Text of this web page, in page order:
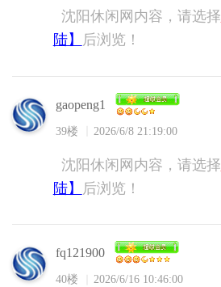
沈阳休闲网内容，请选择
陆】
后浏览！
gaopeng1
39楼 2026/6/8 21:19:00
沈阳休闲网内容，请选择
陆】
后浏览！
fq121900
40楼 2026/6/16 10:46:00